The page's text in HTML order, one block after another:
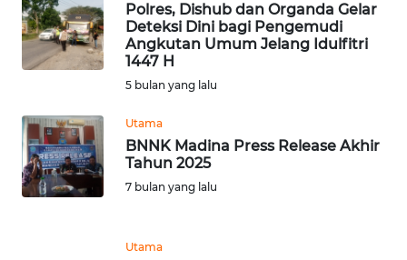
Polres, Dishub dan Organda Gelar
Deteksi Dini bagi Pengemudi
Angkutan Umum Jelang Idulfitri
1447 H
5 bulan yang lalu
Utama
BNNK Madina Press Release Akhir
Tahun 2025
7 bulan yang lalu
Utama
WN
JAMBI
SULTRA
WN
NTB